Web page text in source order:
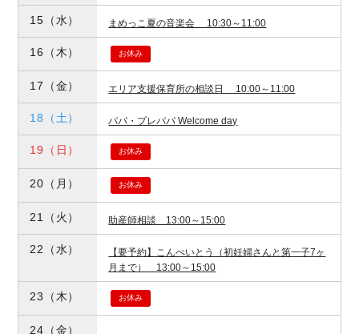
15 （水） まめっこ夏の音楽会 10:30～11:00
16 （木） お休み
17 （金） エリア支援保育所の相談日 10:00～11:00
18 （土） パパ・プレパパ Welcome day
19 （日） お休み
20 （月） お休み
21 （火） 助産師相談 13:00～15:00
22 （水）
【要予約】こんぺいとう（初妊婦さんと第一子7ヶ
月まで） 13:00～15:00
23 （木） お休み
24 （金）